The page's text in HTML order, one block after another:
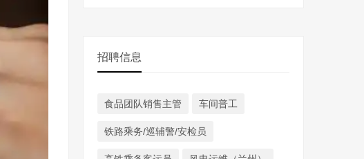
招聘信息
食品团队销售主管 车间普工
铁路乘务/巡辅警/安检员